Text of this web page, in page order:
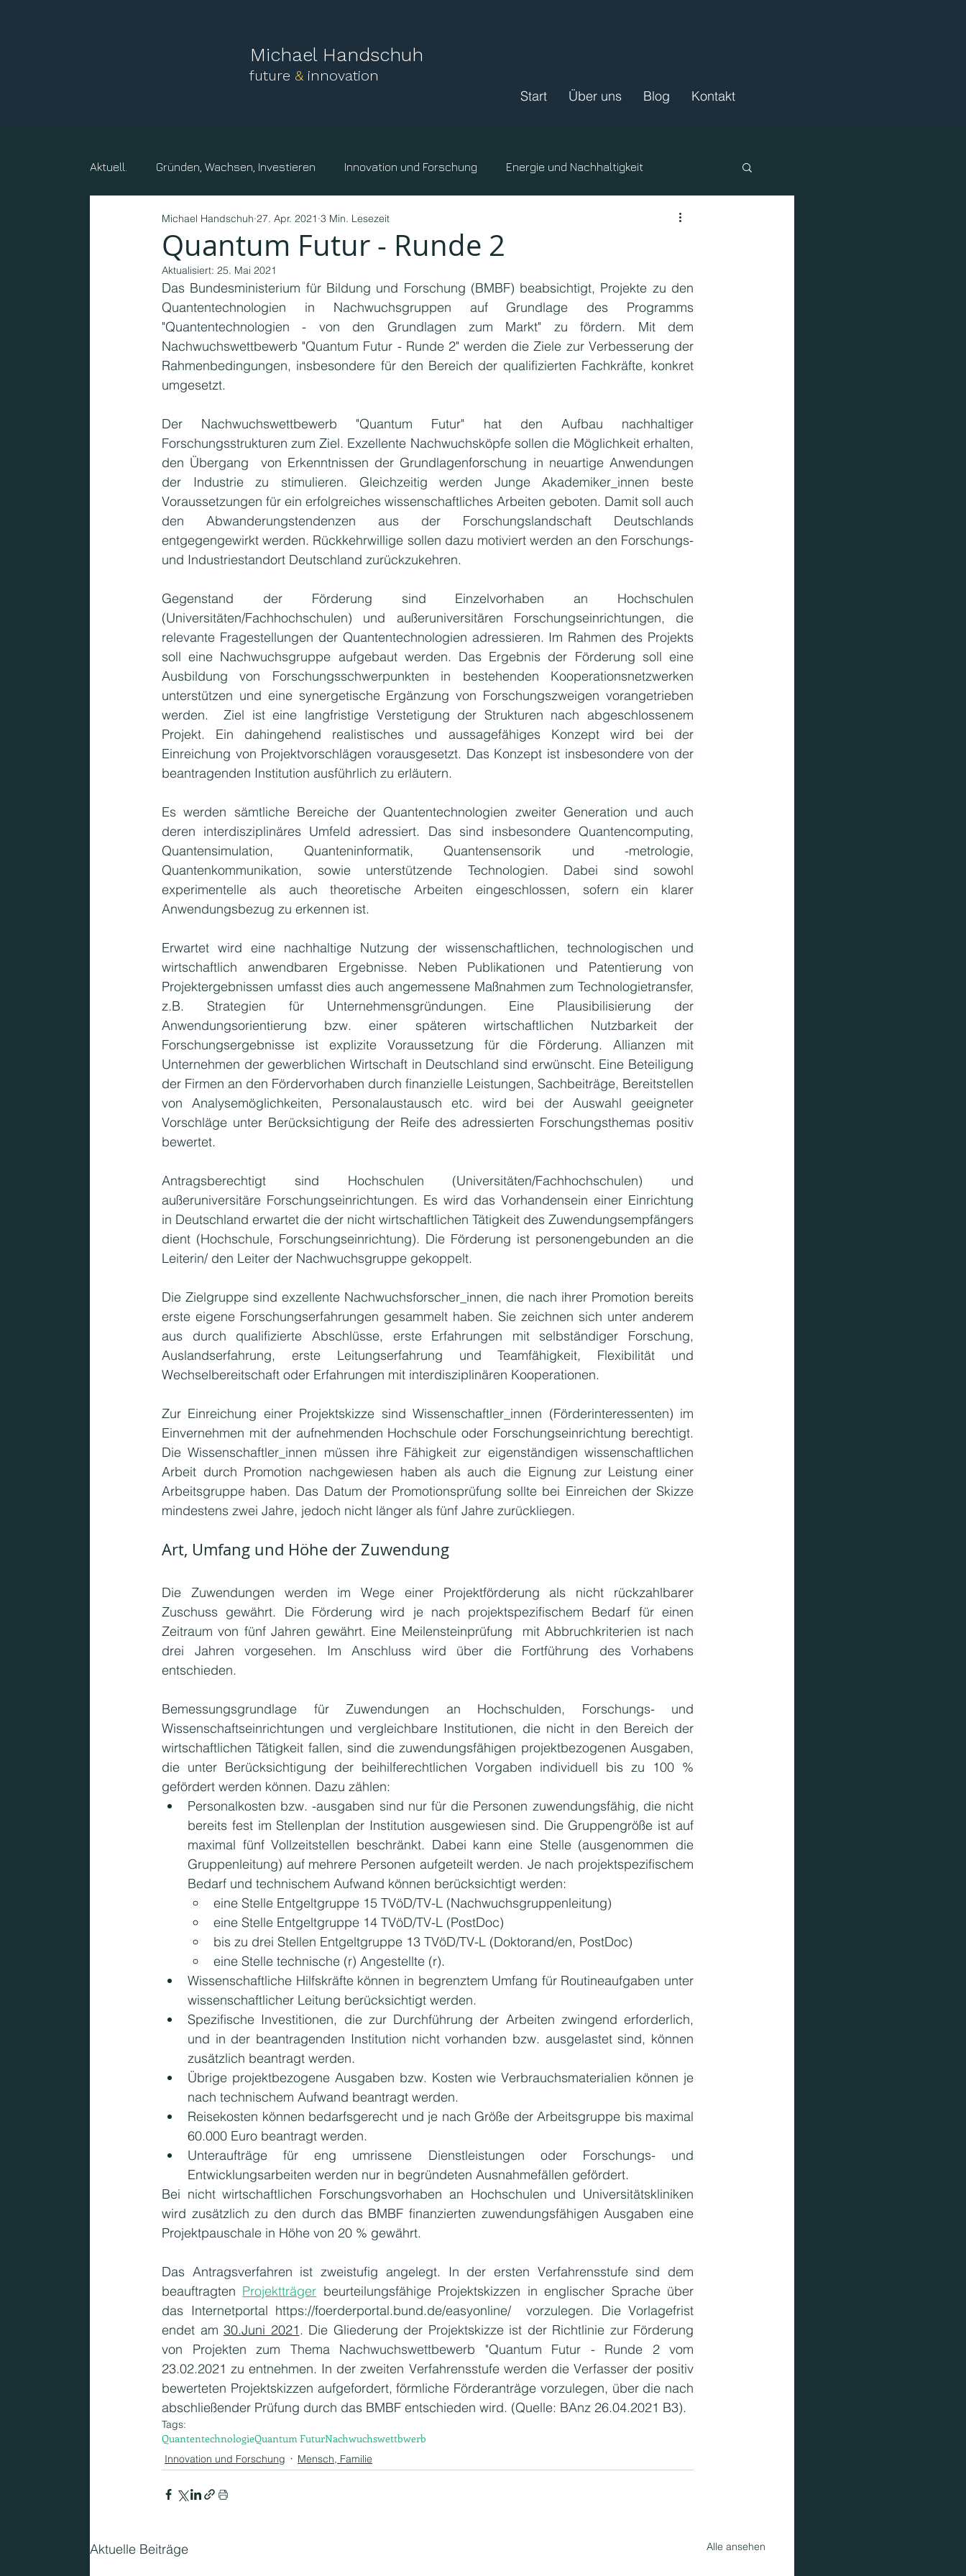
Michael Handschuh
future & innovation
Start Über uns Blog Kontakt
Aktuell. Gründen, Wachsen, Investieren Innovation und Forschung Energie und Nachhaltigkeit
Mensch, Familie Vereine und sonstige Organisationen
Kreise, Gemeinden, Körperschaften Landwirtschaft Wissenswertes. Ressourcen Fördermittel
Quantum Futur - Runde 2
Michael Handschuh 27. Apr. 2021 3 Min. Lesezeit
Aktualisiert: 25. Mai 2021
Das Bundesministerium für Bildung und Forschung (BMBF) beabsichtigt, Projekte zu den
Quantentechnologien in Nachwuchsgruppen auf Grundlage des Programms
"Quantentechnologien - von den Grundlagen zum Markt" zu fördern. Mit dem
Nachwuchswettbewerb "Quantum Futur - Runde 2" werden die Ziele zur Verbesserung der
Rahmenbedingungen, insbesondere für den Bereich der qualifizierten Fachkräfte, konkret
umgesetzt.
Der Nachwuchswettbewerb "Quantum Futur" hat den Aufbau nachhaltiger
Forschungsstrukturen zum Ziel. Exzellente Nachwuchsköpfe sollen die Möglichkeit erhalten,
den Übergang  von Erkenntnissen der Grundlagenforschung in neuartige Anwendungen
der Industrie zu stimulieren. Gleichzeitig werden Junge Akademiker_innen beste
Voraussetzungen für ein erfolgreiches wissenschaftliches Arbeiten geboten. Damit soll auch
den Abwanderungstendenzen aus der Forschungslandschaft Deutschlands
entgegengewirkt werden. Rückkehrwillige sollen dazu motiviert werden an den Forschungs-
und Industriestandort Deutschland zurückzukehren.
Gegenstand der Förderung sind Einzelvorhaben an Hochschulen
(Universitäten/Fachhochschulen) und außeruniversitären Forschungseinrichtungen, die
relevante Fragestellungen der Quantentechnologien adressieren. Im Rahmen des Projekts
soll eine Nachwuchsgruppe aufgebaut werden. Das Ergebnis der Förderung soll eine
Ausbildung von Forschungsschwerpunkten in bestehenden Kooperationsnetzwerken
unterstützen und eine synergetische Ergänzung von Forschungszweigen vorangetrieben
werden.  Ziel ist eine langfristige Verstetigung der Strukturen nach abgeschlossenem
Projekt. Ein dahingehend realistisches und aussagefähiges Konzept wird bei der
Einreichung von Projektvorschlägen vorausgesetzt. Das Konzept ist insbesondere von der
beantragenden Institution ausführlich zu erläutern.
Es werden sämtliche Bereiche der Quantentechnologien zweiter Generation und auch
deren interdisziplinäres Umfeld adressiert. Das sind insbesondere Quantencomputing,
Quantensimulation, Quanteninformatik, Quantensensorik und -metrologie,
Quantenkommunikation, sowie unterstützende Technologien. Dabei sind sowohl
experimentelle als auch theoretische Arbeiten eingeschlossen, sofern ein klarer
Anwendungsbezug zu erkennen ist.
Erwartet wird eine nachhaltige Nutzung der wissenschaftlichen, technologischen und
wirtschaftlich anwendbaren Ergebnisse. Neben Publikationen und Patentierung von
Projektergebnissen umfasst dies auch angemessene Maßnahmen zum Technologietransfer,
z.B. Strategien für Unternehmensgründungen. Eine Plausibilisierung der
Anwendungsorientierung bzw. einer späteren wirtschaftlichen Nutzbarkeit der
Forschungsergebnisse ist explizite Voraussetzung für die Förderung. Allianzen mit
Unternehmen der gewerblichen Wirtschaft in Deutschland sind erwünscht. Eine Beteiligung
der Firmen an den Fördervorhaben durch finanzielle Leistungen, Sachbeiträge, Bereitstellen
von Analysemöglichkeiten, Personalaustausch etc. wird bei der Auswahl geeigneter
Vorschläge unter Berücksichtigung der Reife des adressierten Forschungsthemas positiv
bewertet.
Antragsberechtigt sind Hochschulen (Universitäten/Fachhochschulen) und
außeruniversitäre Forschungseinrichtungen. Es wird das Vorhandensein einer Einrichtung
in Deutschland erwartet die der nicht wirtschaftlichen Tätigkeit des Zuwendungsempfängers
dient (Hochschule, Forschungseinrichtung). Die Förderung ist personengebunden an die
Leiterin/ den Leiter der Nachwuchsgruppe gekoppelt.
Die Zielgruppe sind exzellente Nachwuchsforscher_innen, die nach ihrer Promotion bereits
erste eigene Forschungserfahrungen gesammelt haben. Sie zeichnen sich unter anderem
aus durch qualifizierte Abschlüsse, erste Erfahrungen mit selbständiger Forschung,
Auslandserfahrung, erste Leitungserfahrung und Teamfähigkeit, Flexibilität und
Wechselbereitschaft oder Erfahrungen mit interdisziplinären Kooperationen.
Zur Einreichung einer Projektskizze sind Wissenschaftler_innen (Förderinteressenten) im
Einvernehmen mit der aufnehmenden Hochschule oder Forschungseinrichtung berechtigt.
Die Wissenschaftler_innen müssen ihre Fähigkeit zur eigenständigen wissenschaftlichen
Arbeit durch Promotion nachgewiesen haben als auch die Eignung zur Leistung einer
Arbeitsgruppe haben. Das Datum der Promotionsprüfung sollte bei Einreichen der Skizze
mindestens zwei Jahre, jedoch nicht länger als fünf Jahre zurückliegen.
Art, Umfang und Höhe der Zuwendung
Die Zuwendungen werden im Wege einer Projektförderung als nicht rückzahlbarer
Zuschuss gewährt. Die Förderung wird je nach projektspezifischem Bedarf für einen
Zeitraum von fünf Jahren gewährt. Eine Meilensteinprüfung  mit Abbruchkriterien ist nach
drei Jahren vorgesehen. Im Anschluss wird über die Fortführung des Vorhabens
entschieden.
Bemessungsgrundlage für Zuwendungen an Hochschulden, Forschungs- und
Wissenschaftseinrichtungen und vergleichbare Institutionen, die nicht in den Bereich der
wirtschaftlichen Tätigkeit fallen, sind die zuwendungsfähigen projektbezogenen Ausgaben,
die unter Berücksichtigung der beihilferechtlichen Vorgaben individuell bis zu 100 %
gefördert werden können. Dazu zählen:
Personalkosten bzw. -ausgaben sind nur für die Personen zuwendungsfähig, die nicht
bereits fest im Stellenplan der Institution ausgewiesen sind. Die Gruppengröße ist auf
maximal fünf Vollzeitstellen beschränkt. Dabei kann eine Stelle (ausgenommen die
Gruppenleitung) auf mehrere Personen aufgeteilt werden. Je nach projektspezifischem
Bedarf und technischem Aufwand können berücksichtigt werden:
eine Stelle Entgeltgruppe 15 TVöD/TV-L (Nachwuchsgruppenleitung)
eine Stelle Entgeltgruppe 14 TVöD/TV-L (PostDoc)
bis zu drei Stellen Entgeltgruppe 13 TVöD/TV-L (Doktorand/en, PostDoc)
eine Stelle technische (r) Angestellte (r).
Wissenschaftliche Hilfskräfte können in begrenztem Umfang für Routineaufgaben unter
wissenschaftlicher Leitung berücksichtigt werden.
Spezifische Investitionen, die zur Durchführung der Arbeiten zwingend erforderlich,
und in der beantragenden Institution nicht vorhanden bzw. ausgelastet sind, können
zusätzlich beantragt werden.
Übrige projektbezogene Ausgaben bzw. Kosten wie Verbrauchsmaterialien können je
nach technischem Aufwand beantragt werden.
Reisekosten können bedarfsgerecht und je nach Größe der Arbeitsgruppe bis maximal
60.000 Euro beantragt werden.
Unteraufträge für eng umrissene Dienstleistungen oder Forschungs- und
Entwicklungsarbeiten werden nur in begründeten Ausnahmefällen gefördert.
Bei nicht wirtschaftlichen Forschungsvorhaben an Hochschulen und Universitätskliniken
wird zusätzlich zu den durch das BMBF finanzierten zuwendungsfähigen Ausgaben eine
Projektpauschale in Höhe von 20 % gewährt.
Das Antragsverfahren ist zweistufig angelegt. In der ersten Verfahrensstufe sind dem
beauftragten Projektträger beurteilungsfähige Projektskizzen in englischer Sprache über
das Internetportal https://foerderportal.bund.de/easyonline/  vorzulegen. Die Vorlagefrist
endet am 30.Juni 2021. Die Gliederung der Projektskizze ist der Richtlinie zur Förderung
von Projekten zum Thema Nachwuchswettbewerb "Quantum Futur - Runde 2 vom
23.02.2021 zu entnehmen. In der zweiten Verfahrensstufe werden die Verfasser der positiv
bewerteten Projektskizzen aufgefordert, förmliche Förderanträge vorzulegen, über die nach
abschließender Prüfung durch das BMBF entschieden wird. (Quelle: BAnz 26.04.2021 B3).
Tags:
QuantentechnologieQuantum FuturNachwuchswettbwerb
Innovation und Forschung Mensch, Familie
Aktuelle Beiträge Alle ansehen